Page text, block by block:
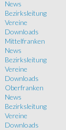
News
Bezirksleitung
Vereine
Downloads
Mittelfranken
News
Bezirksleitung
Vereine
Downloads
Oberfranken
News
Bezirksleitung
Vereine
Downloads